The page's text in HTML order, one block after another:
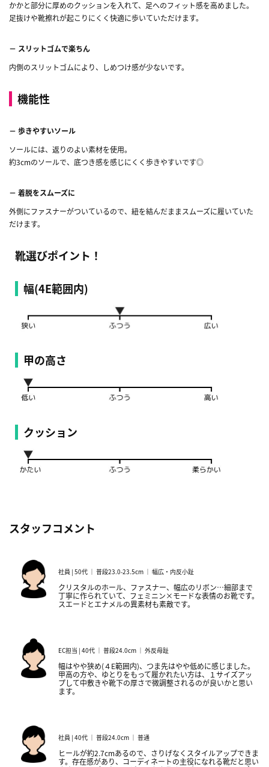
かかと部分に厚めのクッションを入れて、足へのフィット感を高めました。
足抜けや靴擦れが起こりにくく快適に歩いていただけます。
－ スリットゴムで楽ちん
内側のスリットゴムにより、しめつけ感が少ないです。
機能性
－ 歩きやすいソール
ソールには、返りのよい素材を使用。
約3cmのソールで、底つき感を感じにくく歩きやすいです◎
－ 着脱をスムーズに
外側にファスナーがついているので、紐を結んだままスムーズに履いていた
だけます。
靴選びポイント！
幅(4E範囲内)
甲の高さ
クッション
スタッフコメント
社員 | 50代 ｜ 普段23.0-23.5cm ｜ 幅広・内反小趾
クリスタルのホール、ファスナー、幅広のリボン…細部まで
丁寧に作られていて、フェミニン×モードな表情のお靴です。
スエードとエナメルの異素材も素敵です。
EC担当 | 40代 ｜ 普段24.0cm ｜ 外反母趾
幅はやや狭め(４E範囲内)、つま先はやや低めに感じました。
甲高の方や、ゆとりをもって履かれたい方は、１サイズアッ
プして中敷きや靴下の厚さで微調整されるのが良いかと思い
ます。
社員 | 40代 ｜ 普段24.0cm ｜ 普通
ヒールが約2.7cmあるので、さりげなくスタイルアップできま
す。存在感があり、コーディネートの主役になれる靴だと思い